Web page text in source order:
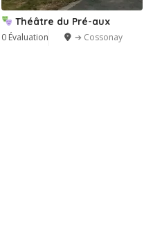
Théâtre du Pré-aux
0 Évaluation ➔ Cossonay